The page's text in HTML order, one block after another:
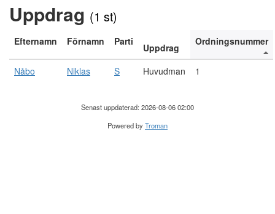
Uppdrag (1 st)
Efternamn Förnamn Parti
Uppdrag
Ordningsnummer
Nåbo Niklas S Huvudman 1
Senast uppdaterad: 2026-08-06 02:00
Powered byTroman